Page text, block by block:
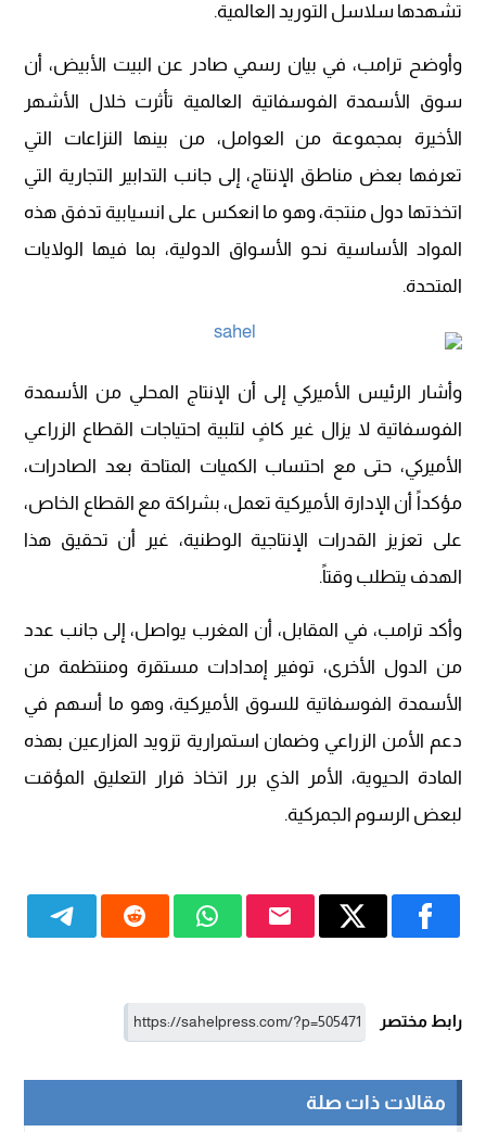
تشهدها سلاسل التوريد العالمية.
وأوضح ترامب، في بيان رسمي صادر عن البيت الأبيض، أن
سوق الأسمدة الفوسفاتية العالمية تأثرت خلال الأشهر
الأخيرة بمجموعة من العوامل، من بينها النزاعات التي
تعرفها بعض مناطق الإنتاج، إلى جانب التدابير التجارية التي
اتخذتها دول منتجة، وهو ما انعكس على انسيابية تدفق هذه
المواد الأساسية نحو الأسواق الدولية، بما فيها الولايات
المتحدة.
وأشار الرئيس الأميركي إلى أن الإنتاج المحلي من الأسمدة
الفوسفاتية لا يزال غير كافٍ لتلبية احتياجات القطاع الزراعي
الأميركي، حتى مع احتساب الكميات المتاحة بعد الصادرات،
مؤكداً أن الإدارة الأميركية تعمل، بشراكة مع القطاع الخاص،
على تعزيز القدرات الإنتاجية الوطنية، غير أن تحقيق هذا
الهدف يتطلب وقتاً.
وأكد ترامب، في المقابل، أن المغرب يواصل، إلى جانب عدد
من الدول الأخرى، توفير إمدادات مستقرة ومنتظمة من
الأسمدة الفوسفاتية للسوق الأميركية، وهو ما أسهم في
دعم الأمن الزراعي وضمان استمرارية تزويد المزارعين بهذه
المادة الحيوية، الأمر الذي برر اتخاذ قرار التعليق المؤقت
لبعض الرسوم الجمركية.
رابط مختصر
مقالات ذات صلة